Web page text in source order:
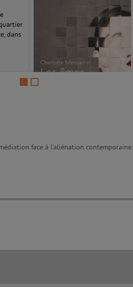
dans
face à l'aliénation contemporaine.